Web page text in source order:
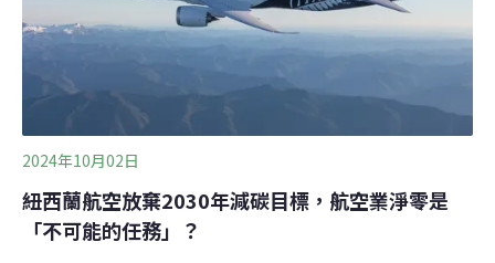
以看出幾個電動車產業的銷售現況：然而，一個全球化產
業的發展，不是只有特定區域或是特定國家一直往前衝就
能普及化，尤其歐洲國家在綠能產業中，
2024年10月02日
紐西蘭航空放棄2030年減碳目標，航空業淨零是
「不可能的任務」？